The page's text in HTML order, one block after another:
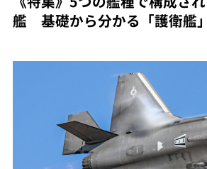
艦 基礎から分かる「護衛艦